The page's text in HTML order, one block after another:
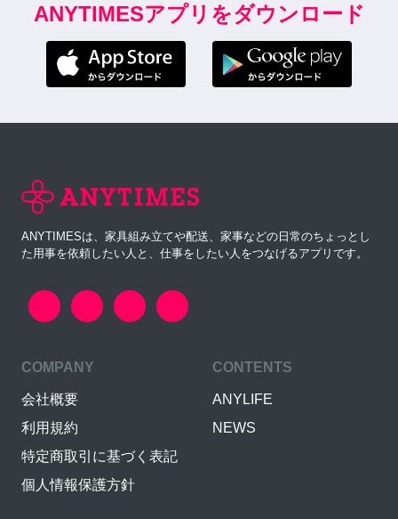
ANYTIMESアプリをダウンロード
ANYTIMESは、家具組み立てや配送、家事などの日常のちょっとし
た用事を依頼したい人と、仕事をしたい人をつなげるアプリです。
COMPANY
会社概要
利用規約
特定商取引に基づく表記
個人情報保護方針
CONTENTS
ANYLIFE
NEWS